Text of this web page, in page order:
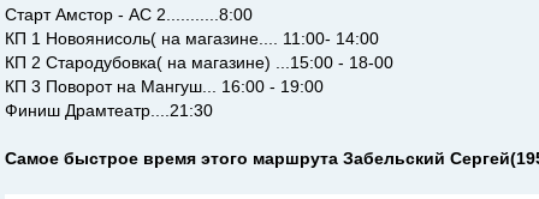
Старт Амстор - АС 2...........8:00
КП 1 Новоянисоль( на магазине.... 11:00- 14:00
КП 2 Стародубовка( на магазине) ...15:00 - 18-00
КП 3 Поворот на Мангуш... 16:00 - 19:00
Финиш Драмтеатр....21:30
Самое быстрое время этого маршрута Забельский